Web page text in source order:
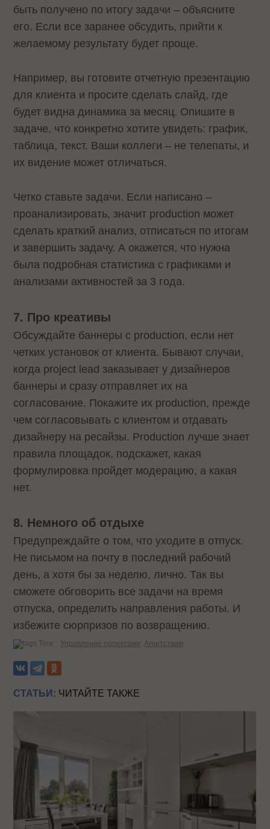
быть получено по итогу задачи – объясните
его. Если все заранее обсудить, прийти к
желаемому результату будет проще.
Например, вы готовите отчетную презентацию
для клиента и просите сделать слайд, где
будет видна динамика за месяц. Опишите в
задаче, что конкретно хотите увидеть: график,
таблица, текст. Ваши коллеги – не телепаты, и
их видение может отличаться.
Четко ставьте задачи. Если написано –
проанализировать, значит production может
сделать краткий анализ, отписаться по итогам
и завершить задачу. А окажется, что нужна
была подробная статистика с графиками и
анализами активностей за 3 года.
7. Про креативы
Обсуждайте баннеры с production, если нет
четких установок от клиента. Бывают случаи,
когда project lead заказывает у дизайнеров
баннеры и сразу отправляет их на
согласование. Покажите их production, прежде
чем согласовывать с клиентом и отдавать
дизайнеру на ресайзы. Production лучше знает
правила площадок, подскажет, какая
формулировка пройдет модерацию, а какая
нет.
8. Немного об отдыхе
Предупреждайте о том, что уходите в отпуск.
Не письмом на почту в последний рабочий
день, а хотя бы за неделю, лично. Так вы
сможете обговорить все задачи на время
отпуска, определить направления работы. И
избежите сюрпризов по возвращению.
Теги: Управление проектами Агентствам
СТАТЬИ: ЧИТАЙТЕ ТАКЖЕ